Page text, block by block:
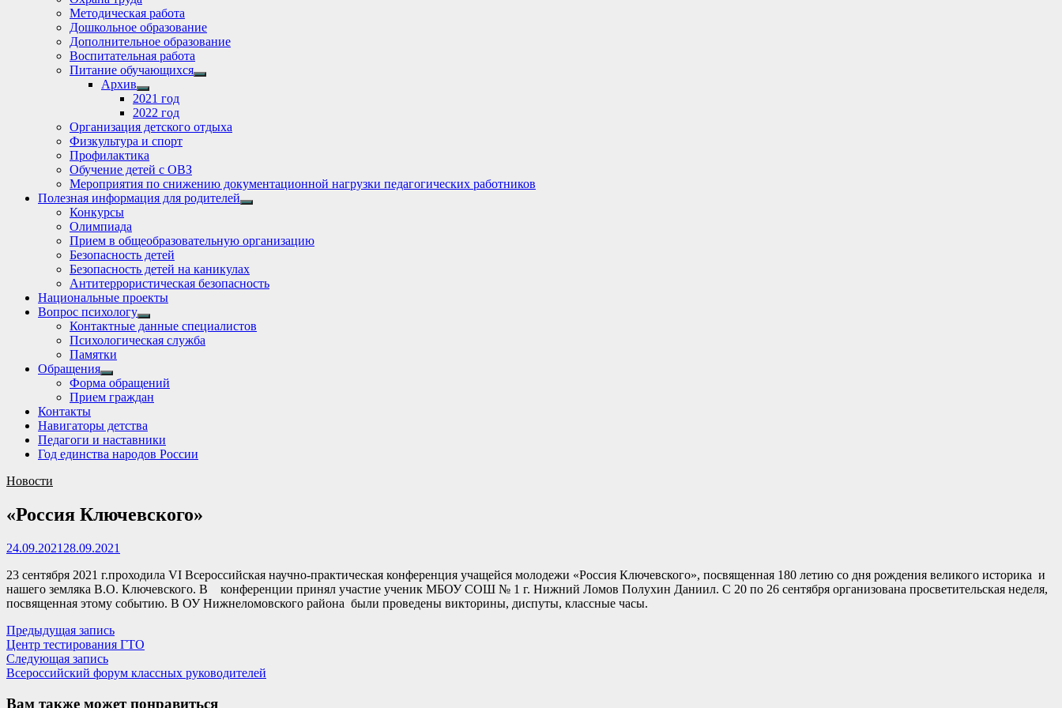
Методическая работа
Дошкольное образование
Дополнительное образование
Воспитательная работа
Питание обучающихся
Show
Архив
Show
sub
menu
2021 год
2022 год
Организация детского отдыха
Физкультура и спорт
Профилактика
Обучение детей с ОВЗ
Мероприятия по снижению документационной нагрузки педагогических работников
Полезная информация для родителей
Show
Конкурсы
Олимпиада
Прием в общеобразовательную организацию
Безопасность детей
Безопасность детей на каникулах
Антитеррористическая безопасность
Национальные проекты
Вопрос психологу
Show
sub
menu
Контактные данные специалистов
Психологическая служба
Памятки
Обращения
Show
sub
menu
Форма обращений
Прием граждан
Контакты
Навигаторы детства
Педагоги и наставники
Год единства народов России
Новости
«Россия Ключевского»
24.09.2021 28.09.2021
23 сентября 2021 г.проходила VI Всероссийская научно-практическая конференция учащейся молодежи «Россия Ключевского», посвященная 180 летию со дня рождения великого историка и
нашего земляка В.О. Ключевского. В конференции принял участие ученик МБОУ СОШ № 1 г. Нижний Ломов Полухин Даниил. С 20 по 26 сентября организована просветительская неделя,
посвященная этому событию. В ОУ Нижнеломовского района были проведены викторины, диспуты, классные часы.
Навигация
по
записям
Предыдущая записьПредыдущая
запись:
Центр тестирования ГТО
Следующая записьСледующая
запись:
Всероссийский форум классных руководителей
Вам также может понравиться